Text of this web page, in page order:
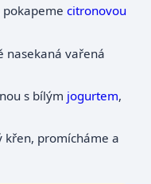
pokapemecitronovou
nasekaná vařená
s bílým jogurtem,
křen, promícháme a